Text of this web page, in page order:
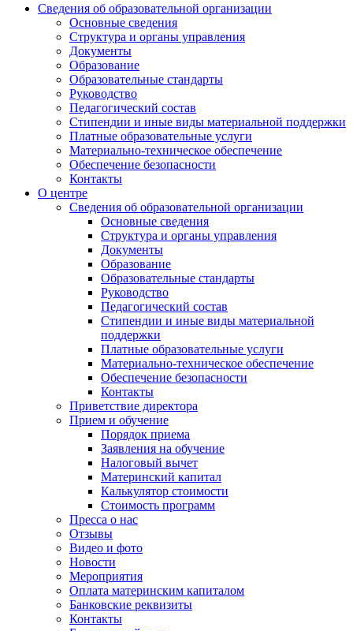
Сведения об образовательной организации
Основные сведения
Структура и органы управления
Документы
Образование
Образовательные стандарты
Руководство
Педагогический состав
Стипендии и иные виды материальной поддержки
Платные образовательные услуги
Материально-техническое обеспечение
Обеспечение безопасности
Контакты
О центре
Сведения об образовательной организации
Основные сведения
Структура и органы управления
Документы
Образование
Образовательные стандарты
Руководство
Педагогический состав
Стипендии и иные виды материальной
поддержки
Платные образовательные услуги
Материально-техническое обеспечение
Обеспечение безопасности
Контакты
Приветствие директора
Прием и обучение
Порядок приема
Заявления на обучение
Налоговый вычет
Материнский капитал
Калькулятор стоимости
Стоимость программ
Пресса о нас
Отзывы
Видео и фото
Новости
Мероприятия
Оплата материнским капиталом
Банковские реквизиты
Контакты